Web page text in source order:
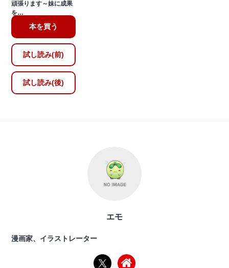
頑張ります～妹に成果
を…
本を買う
試し読み(前)
試し読み(後)
エモ
漫画家、イラストレーター